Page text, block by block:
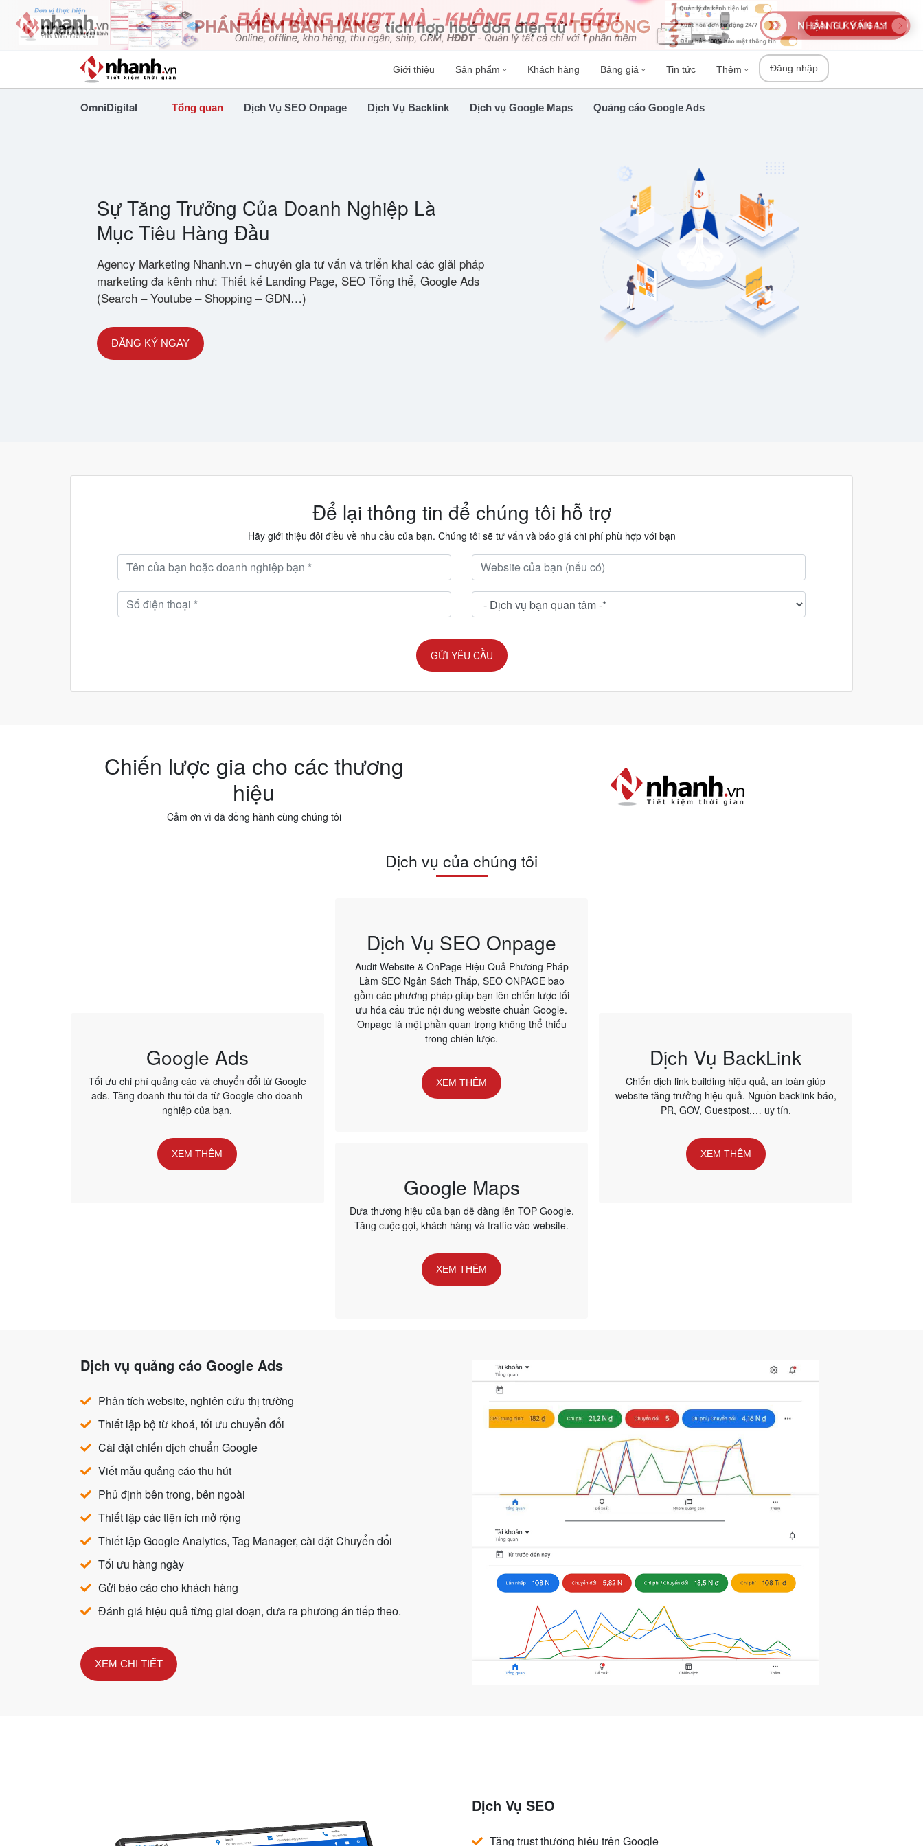
Giới thiệu Sản phẩm Khách hàng Bảng giá Tin tức Thêm Đăng nhập
OmniDigital Tổng quan Dịch Vụ SEO Onpage Dịch Vụ Backlink Dịch vụ Google Maps Quảng cáo Google Ads
Sự Tăng Trưởng Của Doanh Nghiệp Là
Mục Tiêu Hàng Đầu
Agency Marketing Nhanh.vn – chuyên gia tư vấn và triển khai các giải pháp
marketing đa kênh như: Thiết kế Landing Page, SEO Tổng thể, Google Ads
(Search – Youtube – Shopping – GDN…)
ĐĂNG KÝ NGAY
Để lại thông tin để chúng tôi hỗ trợ
Hãy giới thiệu đôi điều về nhu cầu của bạn. Chúng tôi sẽ tư vấn và báo giá chi phí phù hợp với bạn
GỬI YÊU CẦU
Chiến lược gia cho các thương
hiệu
Cảm ơn vì đã đồng hành cùng chúng tôi
Dịch vụ của chúng tôi
Google Ads
Tối ưu chi phí quảng cáo và chuyển đổi từ Google
ads. Tăng doanh thu tối đa từ Google cho doanh
nghiệp của bạn.
XEM THÊM
Dịch Vụ SEO Onpage
Audit Website & OnPage Hiệu Quả Phương Pháp
Làm SEO Ngân Sách Thấp, SEO ONPAGE bao
gồm các phương pháp giúp bạn lên chiến lược tối
ưu hóa cấu trúc nội dung website chuẩn Google.
Onpage là một phần quan trọng không thể thiếu
trong chiến lược.
XEM THÊM
Google Maps
Đưa thương hiệu của bạn dễ dàng lên TOP Google.
Tăng cuộc gọi, khách hàng và traffic vào website.
XEM THÊM
Dịch Vụ BackLink
Chiến dịch link building hiệu quả, an toàn giúp
website tăng trưởng hiệu quả. Nguồn backlink báo,
PR, GOV, Guestpost,… uy tín.
XEM THÊM
Dịch vụ quảng cáo Google Ads
Phân tích website, nghiên cứu thị trường
Thiết lập bộ từ khoá, tối ưu chuyển đổi
Cài đặt chiến dịch chuẩn Google
Viết mẫu quảng cáo thu hút
Phủ định bên trong, bên ngoài
Thiết lập các tiện ích mở rộng
Thiết lập Google Analytics, Tag Manager, cài đặt Chuyển đổi
Tối ưu hàng ngày
Gửi báo cáo cho khách hàng
Đánh giá hiệu quả từng giai đoạn, đưa ra phương án tiếp theo.
XEM CHI TIẾT
Dịch Vụ SEO
Tăng trust thương hiệu trên Google